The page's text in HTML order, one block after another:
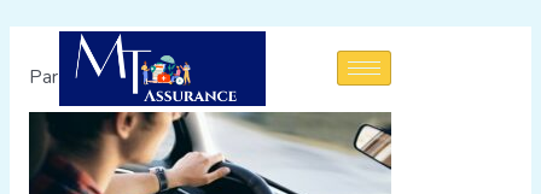
Par admin / 9 août 2022